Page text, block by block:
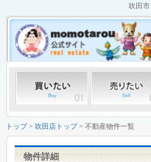
吹田
トップ> 吹田店トップ> 不動産物件一覧
物件詳細